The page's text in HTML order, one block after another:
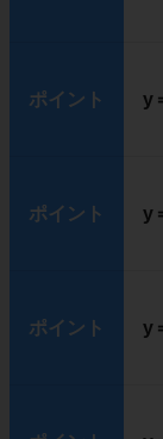
ポイント y
ポイント y
ポイント y